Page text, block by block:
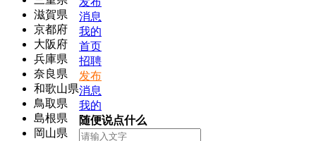
滋賀県
京都府
大阪府
兵庫県
奈良県
和歌山県
鳥取県
島根県
岡山県
消息
我的
首页
招聘
发布
消息
我的
随便说点什么